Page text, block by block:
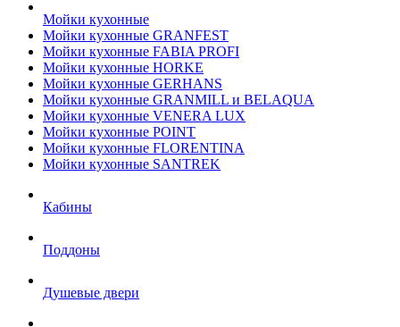
Мойки кухонные
Мойки кухонные GRANFEST
Мойки кухонные FABIA PROFI
Мойки кухонные HORKE
Мойки кухонные GERHANS
Мойки кухонные GRANMILL и BELAQUA
Мойки кухонные VENERA LUX
Мойки кухонные POINT
Мойки кухонные FLORENTINA
Мойки кухонные SANTREK
Кабины
Поддоны
Душевые двери